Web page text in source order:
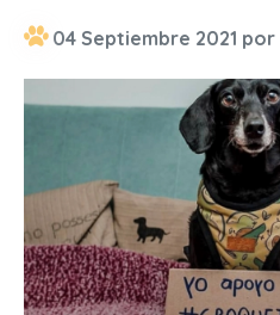
04 Septiembre 2021 por